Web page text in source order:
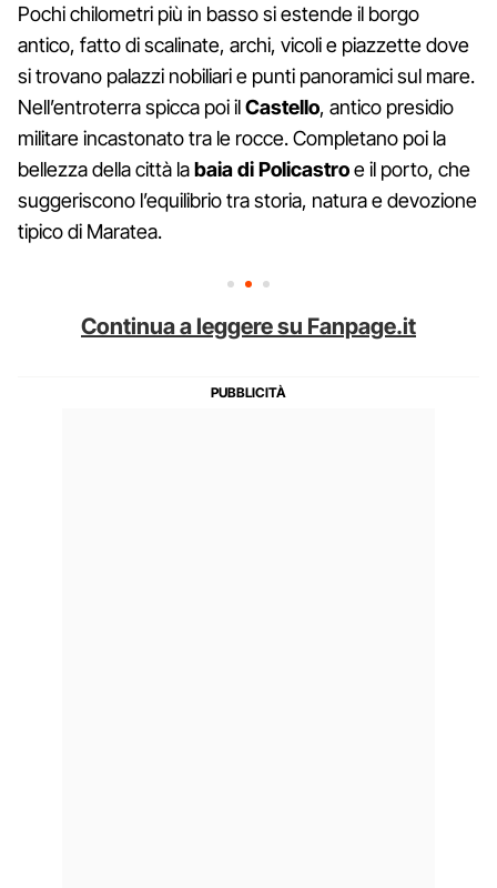
Pochi chilometri più in basso si estende il borgo
antico, fatto di scalinate, archi, vicoli e piazzette dove
si trovano palazzi nobiliari e punti panoramici sul mare.
Nell’entroterra spicca poi ilCastello, antico presidio
militare incastonato tra le rocce. Completano poi la
bellezza della città labaia di Policastroe il porto, che
suggeriscono l’equilibrio tra storia, natura e devozione
tipico di Maratea.
Continua a leggere su Fanpage.it